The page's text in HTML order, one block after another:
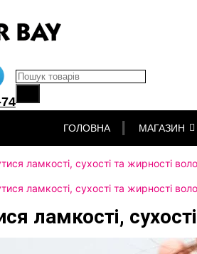
Products search
ГОЛОВНА МАГАЗИН
ламкості, сухості та жирності
ламкості, сухості та жирності
ламкості,